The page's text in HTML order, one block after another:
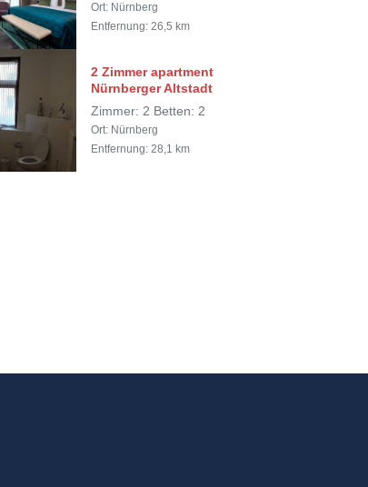
Ort: Nürnberg
Entfernung: 26,5 km
2 Zimmer apartment
Nürnberger Altstadt
Zimmer: 2 Betten: 2
Ort: Nürnberg
Entfernung: 28,1 km